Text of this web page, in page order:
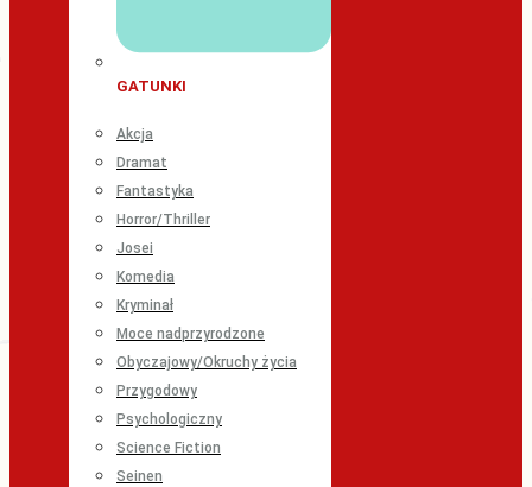
GATUNKI
Akcja
Dramat
Fantastyka
Horror/Thriller
Josei
Komedia
Kryminał
Moce nadprzyrodzone
Obyczajowy/Okruchy życia
Przygodowy
Psychologiczny
Science Fiction
Seinen